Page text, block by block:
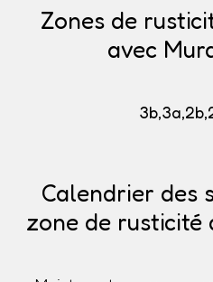
Zones de
avec
Calendrier des
zone de rusticité